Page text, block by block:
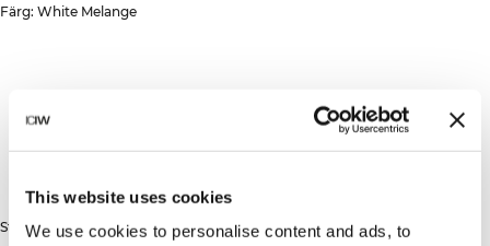
This website uses cookies
We use cookies to personalise content and ads, to
Färg: White Melange
Stil